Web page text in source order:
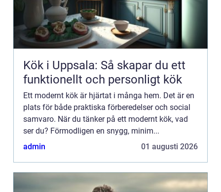
Kök i Uppsala: Så skapar du ett
funktionellt och personligt kök
Ett modernt kök är hjärtat i många hem. Det är en
plats för både praktiska förberedelser och social
samvaro. När du tänker på ett modernt kök, vad
ser du? Förmodligen en snygg, minim...
admin
01 augusti 2026